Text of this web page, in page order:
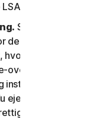
Så længe du
denne LSA, giver vi
hvor du fik softwaren,
overførbar
installere en kopi af
ejer eller kontrollerer
eller den